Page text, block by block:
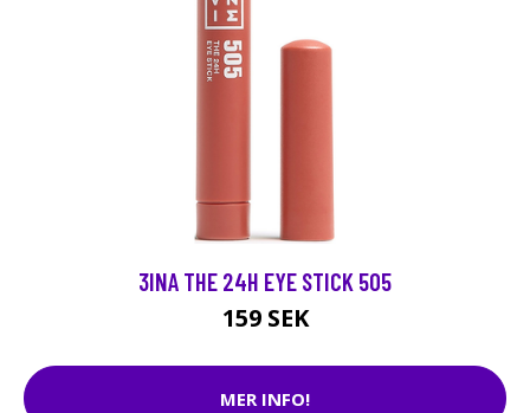
3INA THE 24H EYE STICK 505
159 SEK
MER INFO!